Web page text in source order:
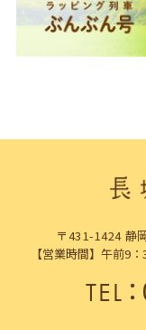
〒431-1424 静
【営業時間】午前9
TEL：